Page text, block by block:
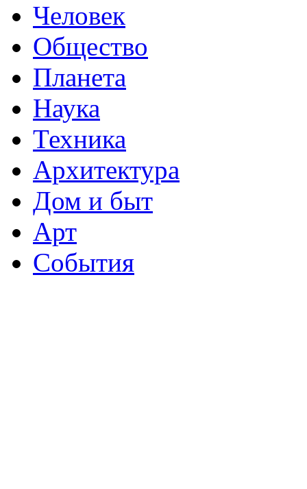
Человек
Общество
Планета
Наука
Техника
Архитектура
Дом и быт
Арт
События